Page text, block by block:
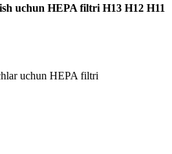
uchun HEPA filtri H13 H12 H11
uchun HEPA filtri